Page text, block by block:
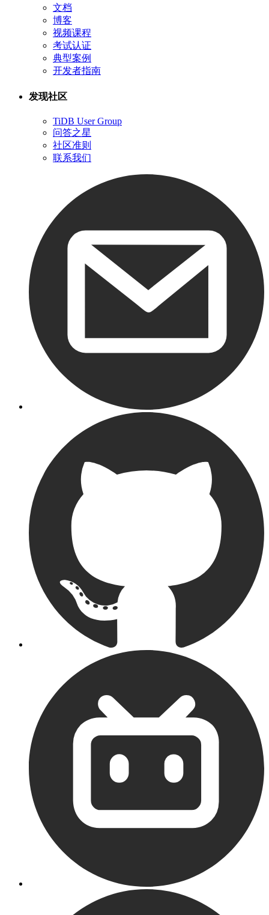
文档
博客
视频课程
考试认证
典型案例
开发者指南
发现社区
TiDB User Group
问答之星
社区准则
联系我们